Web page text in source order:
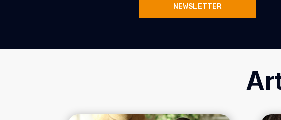
NEWSLETTER